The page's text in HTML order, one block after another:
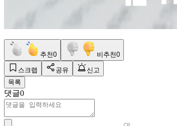
추천0 비추천0
스크랩 공유
신고
목록
댓글0